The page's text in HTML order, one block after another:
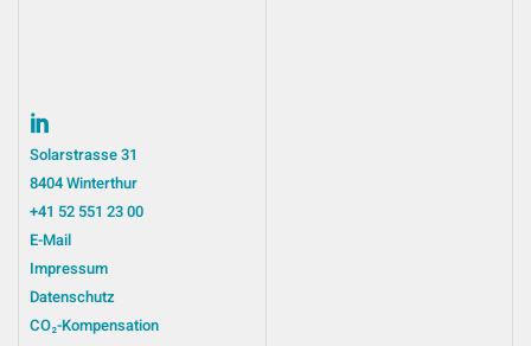
Solarstrasse 31
8404 Winterthur
+41 52 551 23 00
E-Mail
Impressum
Datenschutz
CO₂-Kompensation